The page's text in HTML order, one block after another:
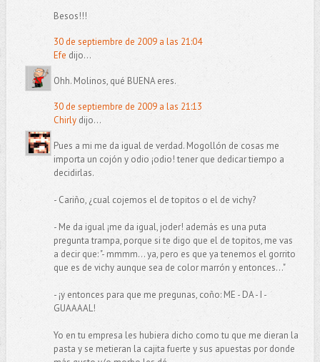
Besos!!!
30 de septiembre de 2009 a las 21:04
Efe dijo...
Ohh. Molinos, qué BUENA eres.
30 de septiembre de 2009 a las 21:13
Chirlydijo...
Pues a mi me da igual de verdad. Mogollón de cosas me
importa un cojón y odio ¡odio! tener que dedicar tiempo a
decidirlas.
- Cariño, ¿cual cojemos el de topitos o el de vichy?
- Me da igual ¡me da igual, joder! además es una puta
pregunta trampa, porque si te digo que el de topitos, me vas
a decir que: "- mmmm... ya, pero es que ya tenemos el gorrito
que es de vichy aunque sea de color marrón y entonces..."
- ¡y entonces para que me pregunas, coño: ME - DA - I -
GUAAAAL!
Yo en tu empresa les hubiera dicho como tu que me dieran la
pasta y se metieran la cajita fuerte y sus apuestas por donde